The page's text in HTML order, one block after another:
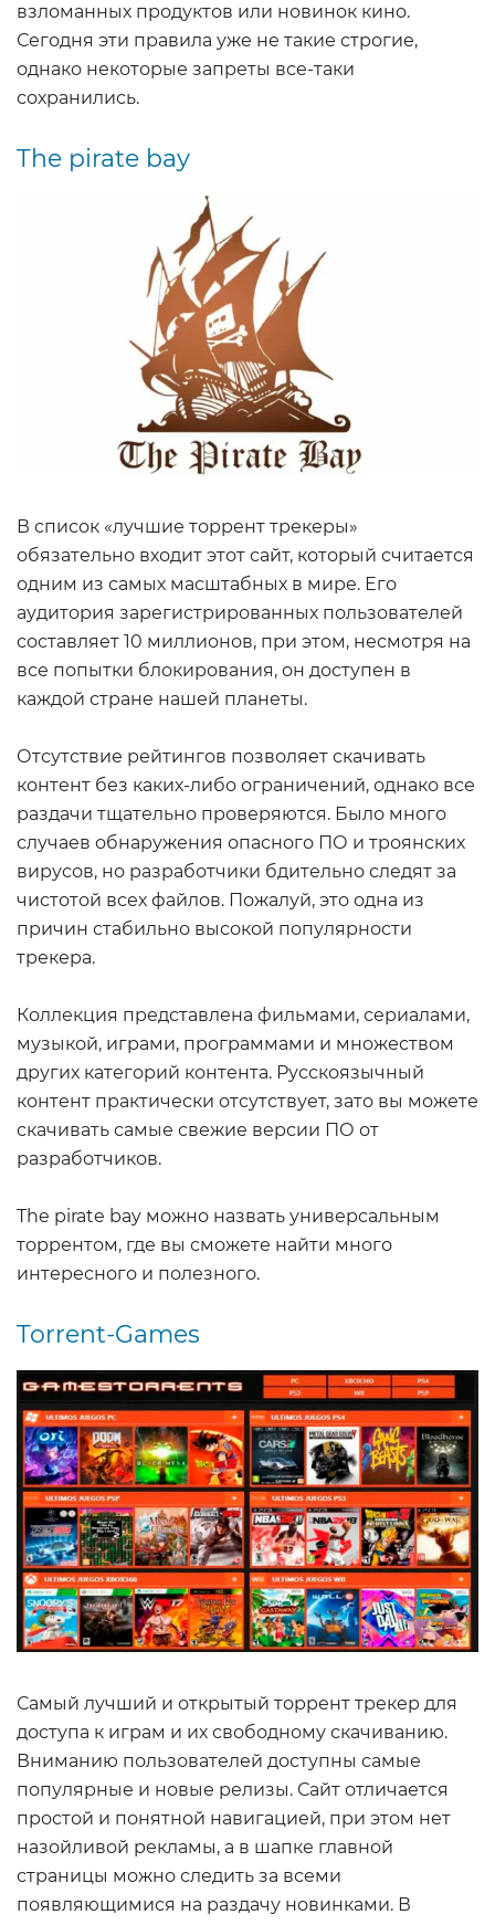
взломанных продуктов или новинок кино.
Сегодня эти правила уже не такие строгие,
однако некоторые запреты все-таки
сохранились.
The pirate bay
В список «лучшие торрент трекеры»
обязательно входит этот сайт, который считается
одним из самых масштабных в мире. Его
аудитория зарегистрированных пользователей
составляет 10 миллионов, при этом, несмотря на
все попытки блокирования, он доступен в
каждой стране нашей планеты.
Отсутствие рейтингов позволяет скачивать
контент без каких-либо ограничений, однако все
раздачи тщательно проверяются. Было много
случаев обнаружения опасного ПО и троянских
вирусов, но разработчики бдительно следят за
чистотой всех файлов. Пожалуй, это одна из
причин стабильно высокой популярности
трекера.
Коллекция представлена фильмами, сериалами,
музыкой, играми, программами и множеством
других категорий контента. Русскоязычный
контент практически отсутствует, зато вы можете
скачивать самые свежие версии ПО от
разработчиков.
The pirate bay можно назвать универсальным
торрентом, где вы сможете найти много
интересного и полезного.
Torrent-Games
Самый лучший и открытый торрент трекер для
доступа к играм и их свободному скачиванию.
Вниманию пользователей доступны самые
популярные и новые релизы. Сайт отличается
простой и понятной навигацией, при этом нет
назойливой рекламы, а в шапке главной
страницы можно следить за всеми
появляющимися на раздачу новинками. В